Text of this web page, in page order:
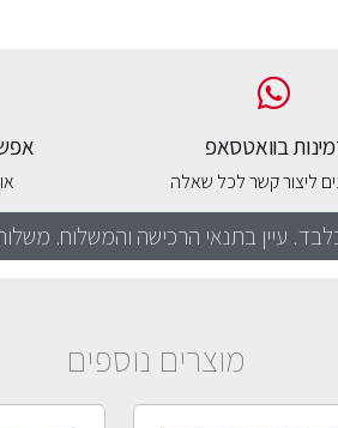
בוואטסאפ
ליצור קשר לכל שאלה
עיין בתנאי הרכישה והמשלוח.
מוצרים נוספים